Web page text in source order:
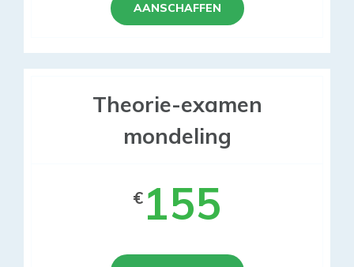
AANSCHAFFEN
Theorie-examen
mondeling
€ 155